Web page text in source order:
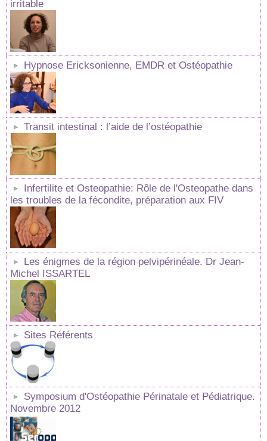
irritable
Hypnose Ericksonienne, EMDR et Ostéopathie
Transit intestinal : l’aide de l’ostéopathie
Infertilite et Osteopathie: Rôle de l'Osteopathe dans
les troubles de la fécondite, préparation aux FIV
Les énigmes de la région pelvipérinéale. Dr Jean-
Michel ISSARTEL
Sites Référents
Symposium d'Ostéopathie Périnatale et Pédiatrique.
Novembre 2012